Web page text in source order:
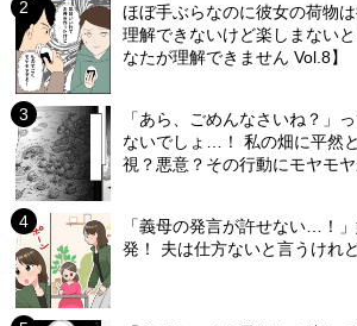
ほぼ手ぶらなのに彼女の荷物
理解できないけど楽しまない
なたが理解できません Vol.8】
「あら、ごめんなさいね？」
ないでしょ…！ 私の畑に平然
視？悪意？その行動にモヤモ
「義母の発言が許せない…！
発！ 夫は仕方ないと言うけれ